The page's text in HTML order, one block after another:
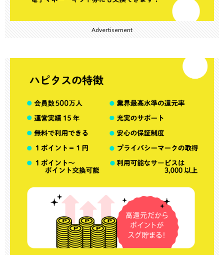
Advertisement